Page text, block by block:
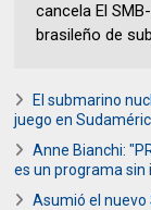
cancela El
brasileño de
El submarino
juego en
Anne Bianchi:
es un programa sin
Asumió el